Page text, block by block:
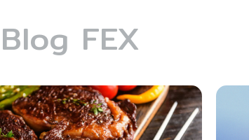
Blog FEX